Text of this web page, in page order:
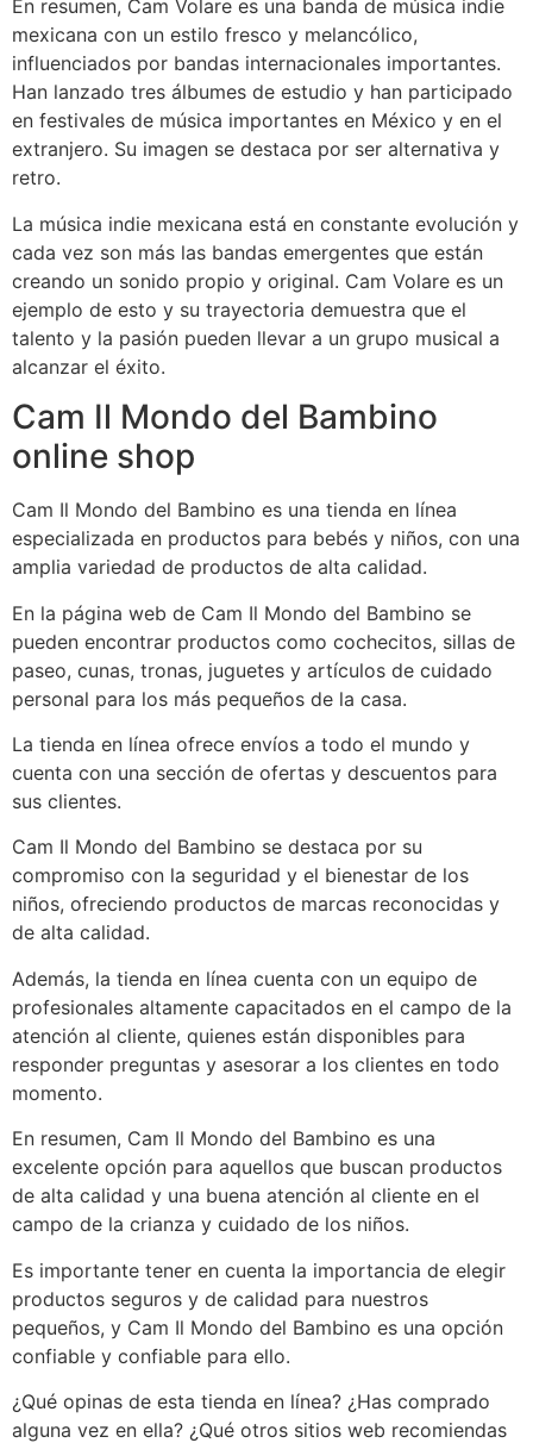
En resumen, Cam Volare es una banda de música indie
mexicana con un estilo fresco y melancólico,
influenciados por bandas internacionales importantes.
Han lanzado tres álbumes de estudio y han participado
en festivales de música importantes en México y en el
extranjero. Su imagen se destaca por ser alternativa y
retro.
La música indie mexicana está en constante evolución y
cada vez son más las bandas emergentes que están
creando un sonido propio y original. Cam Volare es un
ejemplo de esto y su trayectoria demuestra que el
talento y la pasión pueden llevar a un grupo musical a
alcanzar el éxito.
Cam Il Mondo del Bambino
online shop
Cam Il Mondo del Bambino es una tienda en línea
especializada en productos para bebés y niños, con una
amplia variedad de productos de alta calidad.
En la página web de Cam Il Mondo del Bambino se
pueden encontrar productos como cochecitos, sillas de
paseo, cunas, tronas, juguetes y artículos de cuidado
personal para los más pequeños de la casa.
La tienda en línea ofrece envíos a todo el mundo y
cuenta con una sección de ofertas y descuentos para
sus clientes.
Cam Il Mondo del Bambino se destaca por su
compromiso con la seguridad y el bienestar de los
niños, ofreciendo productos de marcas reconocidas y
de alta calidad.
Además, la tienda en línea cuenta con un equipo de
profesionales altamente capacitados en el campo de la
atención al cliente, quienes están disponibles para
responder preguntas y asesorar a los clientes en todo
momento.
En resumen, Cam Il Mondo del Bambino es una
excelente opción para aquellos que buscan productos
de alta calidad y una buena atención al cliente en el
campo de la crianza y cuidado de los niños.
Es importante tener en cuenta la importancia de elegir
productos seguros y de calidad para nuestros
pequeños, y Cam Il Mondo del Bambino es una opción
confiable y confiable para ello.
¿Qué opinas de esta tienda en línea? ¿Has comprado
alguna vez en ella? ¿Qué otros sitios web recomiendas